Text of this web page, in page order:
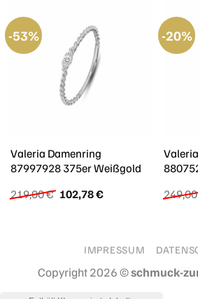
-53%
Valeria Damenring
87997928 375er Weißgold
219,00€ Ursprünglicher
Preis
102,78€Aktueller
-20%
IMPRESSUM
Copyright 2026 ©schmuck-